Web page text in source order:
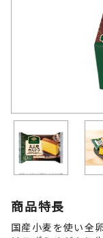
商品特長
国産小麦を使い全